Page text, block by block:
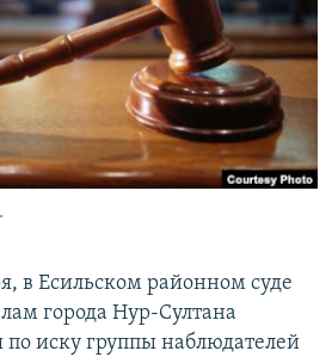
в Есильском районном суде
города Нур-Султана
иску группы наблюдателей